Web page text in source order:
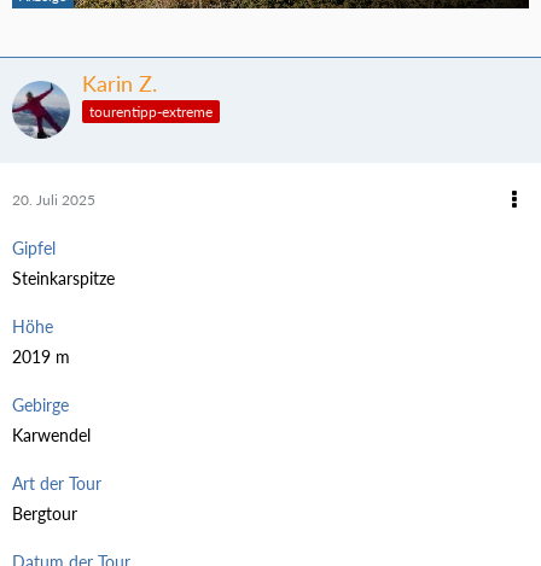
Karin Z.
tourentipp-extreme
20. Juli 2025
Gipfel
Steinkarspitze
Höhe
2019 m
Gebirge
Karwendel
Art der Tour
Bergtour
Datum der Tour